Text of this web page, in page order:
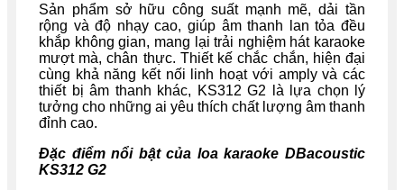
Sản phẩm sở hữu công suất mạnh mẽ, dải tần
rộng và độ nhạy cao, giúp âm thanh lan tỏa đều
khắp không gian, mang lại trải nghiệm hát karaoke
mượt mà, chân thực. Thiết kế chắc chắn, hiện đại
cùng khả năng kết nối linh hoạt với amply và các
thiết bị âm thanh khác, KS312 G2 là lựa chọn lý
tưởng cho những ai yêu thích chất lượng âm thanh
đỉnh cao.
Đặc điểm nổi bật của loa karaoke DBacoustic
KS312 G2